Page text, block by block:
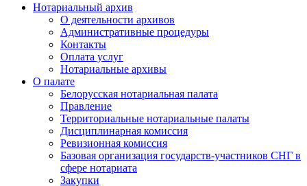
Нотариальный архив
О деятельности архивов
Административные процедуры
Контакты
Оплата услуг
Нотариальные архивы
О палате
Белорусская нотариальная палата
Правление
Территориальные нотариальные палаты
Дисциплинарная комиссия
Ревизионная комиссия
Базовая организация государств-участников СНГ в
сфере нотариата
Закупки